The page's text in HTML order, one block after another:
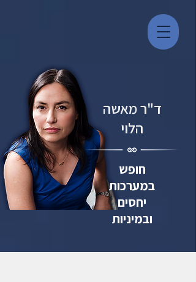
ד"ר מאשה
הלוי
חופש
במערכות
יחסים
ובמיניות